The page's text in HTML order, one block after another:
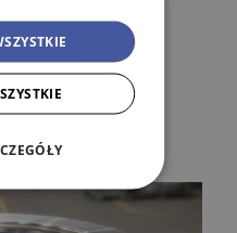
Gdańsk